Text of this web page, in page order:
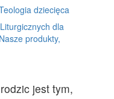
dziecięca
dla
produkty,
jest tym,